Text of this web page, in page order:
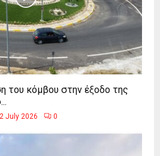
του κόμβου στην έξοδο της
July 2026 0